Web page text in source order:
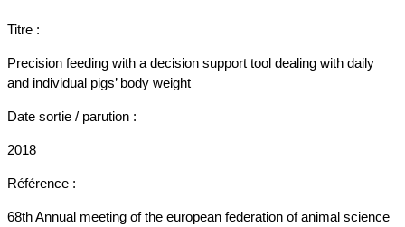
Titre :
Precision feeding with a decision support tool dealing with daily
and individual pigs’ body weight
Date sortie / parution :
2018
Référence :
68th Annual meeting of the european federation of animal science